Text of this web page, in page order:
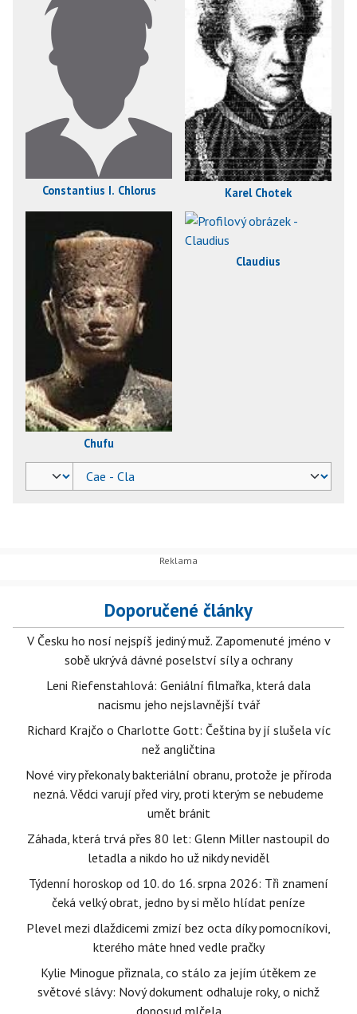
Constantius I. Chlorus Karel Chotek
Chufu
Claudius
Doporučené články
V Česku ho nosí nejspíš jediný muž. Zapomenuté jméno v
sobě ukrývá dávné poselství síly a ochrany
Leni Riefenstahlová: Geniální filmařka, která dala
nacismu jeho nejslavnější tvář
Richard Krajčo o Charlotte Gott: Čeština by jí slušela víc
než angličtina
Nové viry překonaly bakteriální obranu, protože je příroda
nezná. Vědci varují před viry, proti kterým se nebudeme
umět bránit
Záhada, která trvá přes 80 let: Glenn Miller nastoupil do
letadla a nikdo ho už nikdy neviděl
Týdenní horoskop od 10. do 16. srpna 2026: Tři znamení
čeká velký obrat, jedno by si mělo hlídat peníze
Plevel mezi dlaždicemi zmizí bez octa díky pomocníkovi,
kterého máte hned vedle pračky
Kylie Minogue přiznala, co stálo za jejím útěkem ze
světové slávy: Nový dokument odhaluje roky, o nichž
doposud mlčela